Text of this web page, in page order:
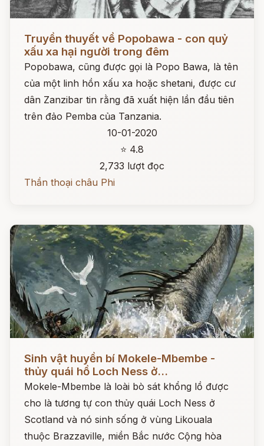
Đọc ngay
Truyền thuyết về Popobawa - con quỷ
xấu xa hại người trong đêm
Popobawa, cũng được gọi là Popo Bawa, là tên
của một linh hồn xấu xa hoặc shetani, được cư
dân Zanzibar tin rằng đã xuất hiện lần đầu tiên
trên đảo Pemba của Tanzania.
10-01-2020
⭐ 4.8
2,733 lượt đọc
Thần thoại châu Phi
Sinh vật huyền bí Mokele-Mbembe -
thủy quái hồ Loch Ness ở...
Mokele-Mbembe là loài bò sát khổng lồ được
cho là tương tự con thủy quái Loch Ness ở
Scotland và nó sinh sống ở vùng Likouala
thuộc Brazzaville, miền Bắc nước Cộng hòa